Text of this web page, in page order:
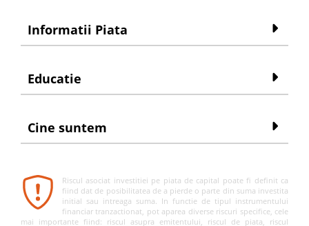
Informatii Piata
Educatie
Cine suntem
Riscul asociat investitiei pe piata de capital poate fi definit ca
fiind dat de posibilitatea de a pierde o parte din suma investita
initial sau intreaga suma. In functie de tipul instrumentului
financiar tranzactionat, pot aparea diverse riscuri specifice, cele
mai importante fiind: riscul asupra emitentului, riscul de piata, riscul